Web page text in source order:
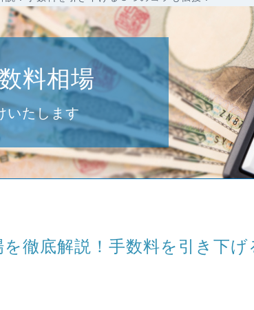
料相場
いたします
徹底解説！手数料を引き下げ